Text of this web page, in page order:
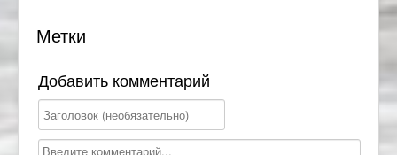
Метки
Добавить комментарий